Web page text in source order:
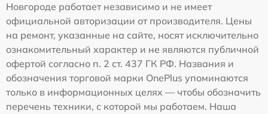
Новгороде работает независимо и не имеет
официальной авторизации от производителя. Цены
на ремонт, указанные на сайте, носят исключительно
ознакомительный характер и не являются публичной
офертой согласно п. 2 ст. 437 ГК РФ. Названия и
обозначения торговой марки OnePlus упоминаются
только в информационных целях — чтобы обозначить
перечень техники, с которой мы работаем. Наша